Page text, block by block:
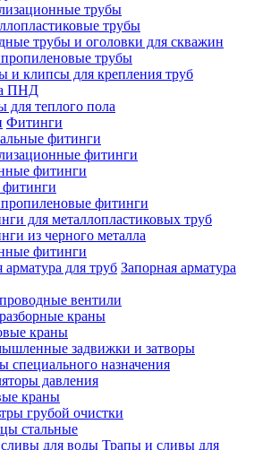
трубы
трубы
трубы и оголовки для скважин
трубы
и клипсы для крепления труб
ПНД
для теплого пола
Фитинги
фитинги
фитинги
фитинги
фитинги
для металлопластиковых труб
из черного металла
фитинги
Запорная арматура
вентили
краны
краны
задвижки и затворы
специального назначения
давления
краны
грубой очистки
стальные
Трапы и сливы для